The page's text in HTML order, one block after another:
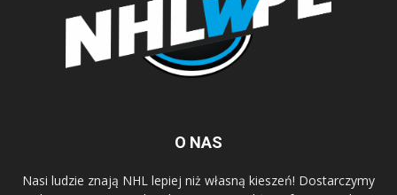
O NAS
Nasi ludzie znają NHL lepiej niż własną kieszeń! Dostarczymy